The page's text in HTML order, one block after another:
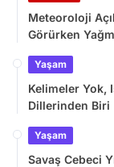
Meteoroloji
Görürken
Yaşam
Kelimeler Yok,
Dillerinden Biri
Yaşam
Savaş Cebeci